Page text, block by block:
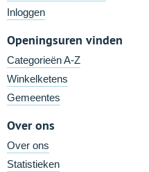
Inloggen
Openingsuren vinden
Categorieën A-Z
Winkelketens
Gemeentes
Over ons
Over ons
Statistieken